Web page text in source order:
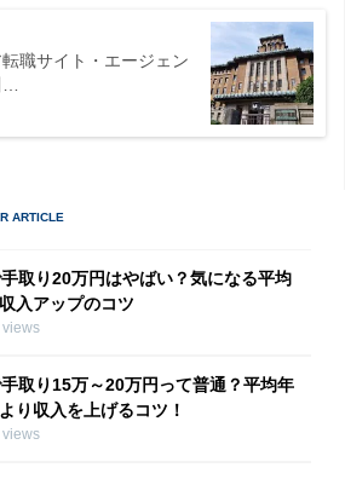
職サイト・エージェン
取り20万円はやばい？気になる平均
入アップのコツ
取り15万～20万円って普通？平均年
り収入を上げるコツ！